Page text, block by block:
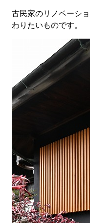
古民家のリノベーシ
わりたいものです。